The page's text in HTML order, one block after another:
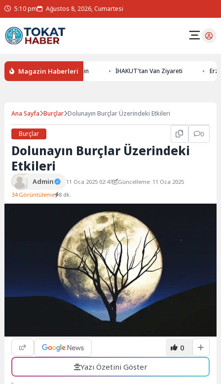
5:10 pm Ağustos 8, 2026, Cumartesi
Magazin Haberleri
Gizemlerini Keşfedin İHAKUT'tan Van Ziyareti
Ana Sayfa Burçlar Dolunayın Burçlar Üzerindeki Etkileri
Burçlar 0
Dolunayın Burçlar Üzerindeki
Etkileri
Admin 11 Oca 2025 02:47
Güncelleme: 11 Oca 2025
34 Görüntüleme 8 dk.
0
Yazı Özetini Göster